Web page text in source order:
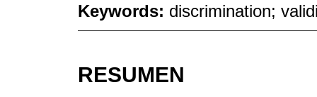
Keywords: discrimination;
RESUMEN